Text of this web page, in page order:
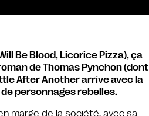
Be Blood, Licorice Pizza), ça
de Thomas Pynchon (dont
After Another arrive avec la
personnages rebelles.
marge de la société, avec sa